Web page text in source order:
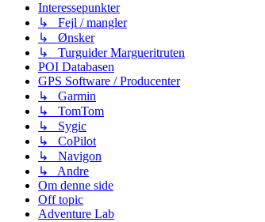
Interessepunkter
↳ Fejl / mangler
↳ Ønsker
↳ Turguider Margueritruten
POI Databasen
GPS Software / Producenter
↳ Garmin
↳ TomTom
↳ Sygic
↳ CoPilot
↳ Navigon
↳ Andre
Om denne side
Off topic
Adventure Lab